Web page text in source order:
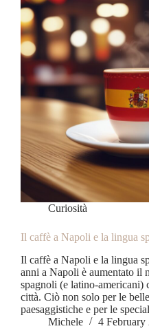
Curiosità
Il caffè a Napoli e la lingua
Il caffè a Napoli e la lingua
anni a Napoli è aumentato il
spagnoli (e latino-americani)
città. Ciò non solo per le
paesaggistiche e per le
Michele
4 February